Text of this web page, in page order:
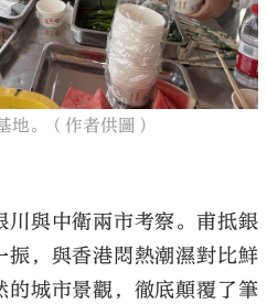
匯
地。（作者供圖）
川與中衛兩市考察。甫抵銀
振，與香港悶熱潮濕對比鮮
的城市景觀，徹底顛覆了筆